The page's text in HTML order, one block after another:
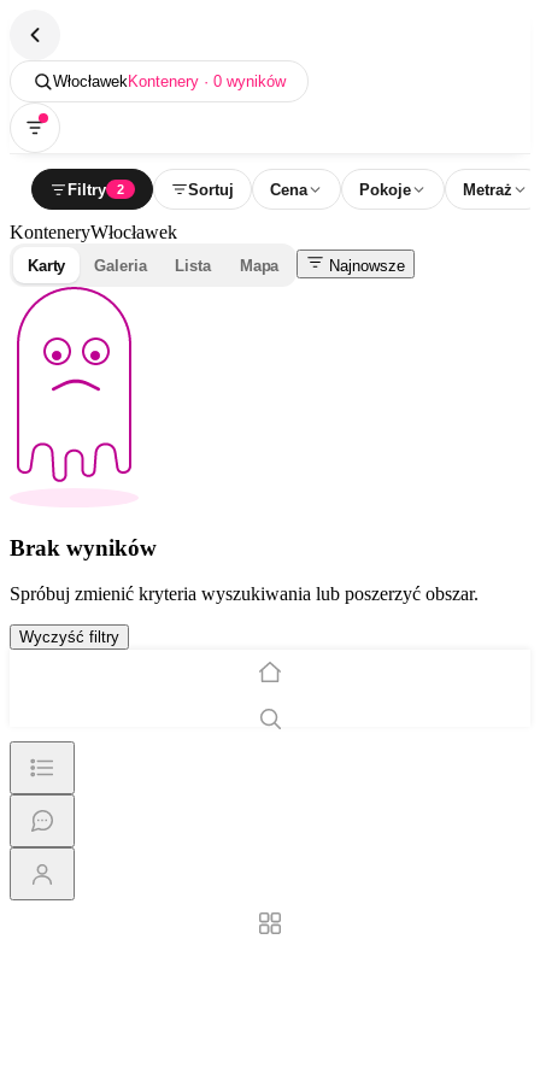
WłocławekKontenery · 0 wyników
Filtry 2 Sortuj Cena Pokoje Metraż
KonteneryWłocławek
Karty Galeria Lista Mapa Najnowsze
Brak wyników
Spróbuj zmienić kryteria wyszukiwania lub poszerzyć obszar.
Wyczyść filtry